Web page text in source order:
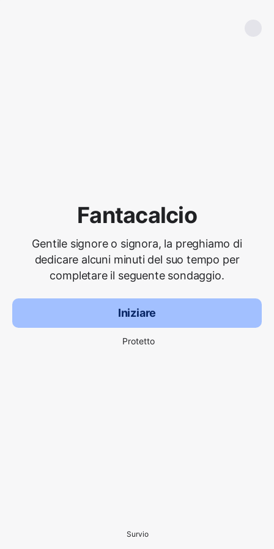
Fantacalcio
Gentile signore o signora, la preghiamo di
dedicare alcuni minuti del suo tempo per
completare il seguente sondaggio.
Iniziare
Protetto
Survio